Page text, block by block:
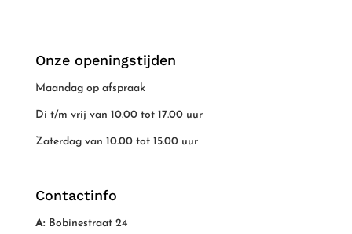
Onze openingstijden
Maandag op afspraak
Di t/m vrij van 10.00 tot 17.00 uur
Zaterdag van 10.00 tot 15.00 uur
Contactinfo
A: Bobinestraat 24